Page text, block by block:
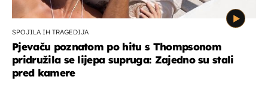
SPOJILA IH TRAGEDIJA
Pjevaču poznatom po hitu s Thompsonom
pridružila se lijepa supruga: Zajedno su stali
pred kamere